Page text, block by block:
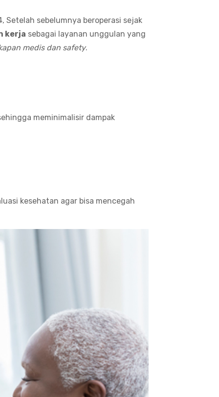
Setelah sebelumnya beroperasi sejak
kerja sebagai layanan unggulan yang
medis dan safety.
meminimalisir dampak
kesehatan agar bisa mencegah